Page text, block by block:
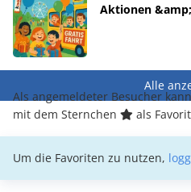
Aktionen
Alle
Als angemeldeter Besucher
mit dem Sternchen
als
Um die Favoriten zu nutzen,